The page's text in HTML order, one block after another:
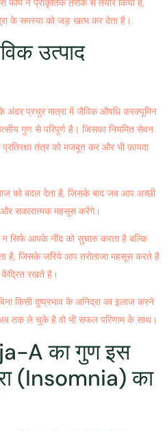
ने प्राकृतिक तरीके से तैयार किया है,
के समस्या को जड़ खत्म कर देता है।
उत्पाद
अंदर प्रचुर मात्रा में जैविक औषधि करक्यूमिन
गुण से परिपूर्ण है। जिसका नियमित सेवन
तंत्र को मजबूत कर और भी फ़ायदा
को बदल देता है, जिसके बाद जब आप अच्छी
और सकारात्मक महसूस करेंगे।
सिर्फ आपके नींद को सुचारु करता है बल्कि
है, जिसके जरिये आप तरोताजा महसूस करते है
रखते है।
किसी दुष्प्रभाव के अनिद्रा का इलाज करने
अब तक ले चुके है वो भी सफल परिणाम के साथ।
A का गुण इस
(Insomnia) का